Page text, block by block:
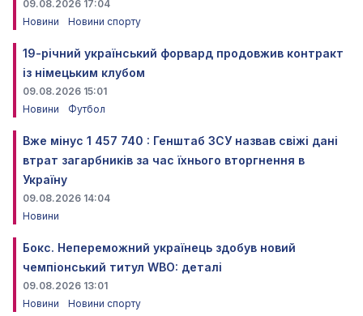
09.08.2026 17:04
Новини
Новини спорту
19-річний український форвард продовжив контракт
із німецьким клубом
09.08.2026 15:01
Новини
Футбол
Вже мінус 1 457 740 : Генштаб ЗСУ назвав свіжі дані
втрат загарбників за час їхнього вторгнення в
Україну
09.08.2026 14:04
Новини
Бокс. Непереможний українець здобув новий
чемпіонський титул WBO: деталі
09.08.2026 13:01
Новини
Новини спорту